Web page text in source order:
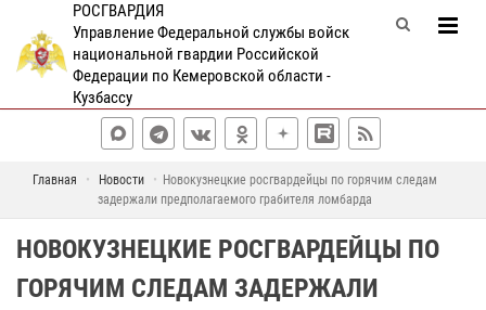
РОСГВАРДИЯ
Управление Федеральной службы войск
национальной гвардии Российской
Федерации по Кемеровской области -
Кузбассу
Главная Новости
Новокузнецкие росгвардейцы по горячим следам
задержали предполагаемого грабителя ломбарда
НОВОКУЗНЕЦКИЕ РОСГВАРДЕЙЦЫ ПО
ГОРЯЧИМ СЛЕДАМ ЗАДЕРЖАЛИ